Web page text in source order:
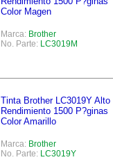
Color Magen
Marca: Brother
No. Parte: LC3019M
Tinta Brother LC3019Y Alto
Rendimiento 1500 P?ginas
Color Amarillo
Marca: Brother
No. Parte: LC3019Y